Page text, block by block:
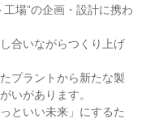
場”の企画・設計に携わ
合いながらつくり上げ
プラントから新たな製
いがあります。
といい未来」にするた